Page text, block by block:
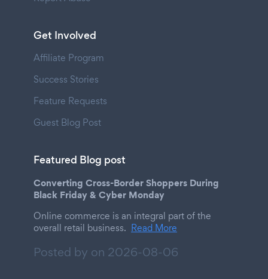
Get Involved
Affiliate Program
Success Stories
Feature Requests
Guest Blog Post
Featured Blog post
Converting Cross-Border Shoppers During
Black Friday & Cyber Monday
Online commerce is an integral part of the
overall retail business. Read More
Posted by on 2026-08-06